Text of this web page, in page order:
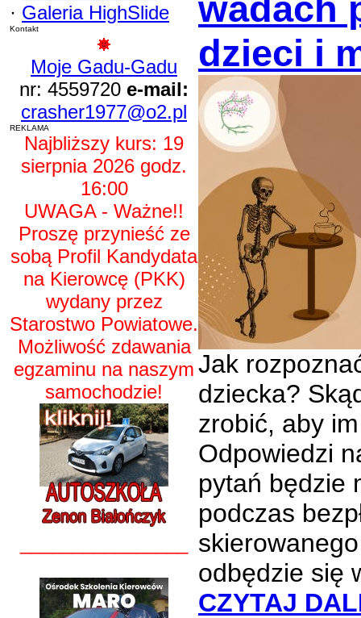
· Galeria HighSlide
Kontakt
Moje Gadu-Gadu
nr: 4559720 e-mail:
crasher1977@o2.pl
REKLAMA
Najbliższy kurs: 19
sierpnia 2026 godz.
16:00
UWAGA - Ważne!!
Proszę przynieść ze
sobą Profil Kandydata
na Kierowcę (PKK)
wydany przez
Starostwo Powiatowe.
Możliwość zdawania
egzaminu na naszym
samochodzie!
dzieci i
Jak
dziecka?
zrobić, aby
Odpowiedzi
pytań będzie
podczas
odbędzie się
CZYTAJ